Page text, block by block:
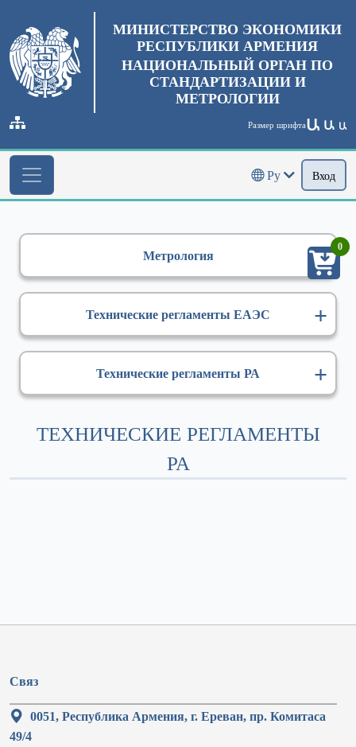
МИНИСТЕРСТВО ЭКОНОМИКИ
РЕСПУБЛИКИ АРМЕНИЯ
НАЦИОНАЛЬНЫЙ ОРГАН ПО
СТАНДАРТИЗАЦИИ И
МЕТРОЛОГИИ
Размер шрифтаԱ Ա Ա
Ру Вход
Метрология
Технические регламенты ЕАЭС
Технические регламенты РА
ТЕХНИЧЕСКИЕ РЕГЛАМЕНТЫ
РА
Связ
0051, Республика Армения, г. Ереван, пр. Комитаса
49/4
0